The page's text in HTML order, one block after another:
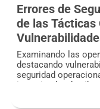
Errores de
de las Tácticas
Examinando las
destacando
seguridad
investigador de